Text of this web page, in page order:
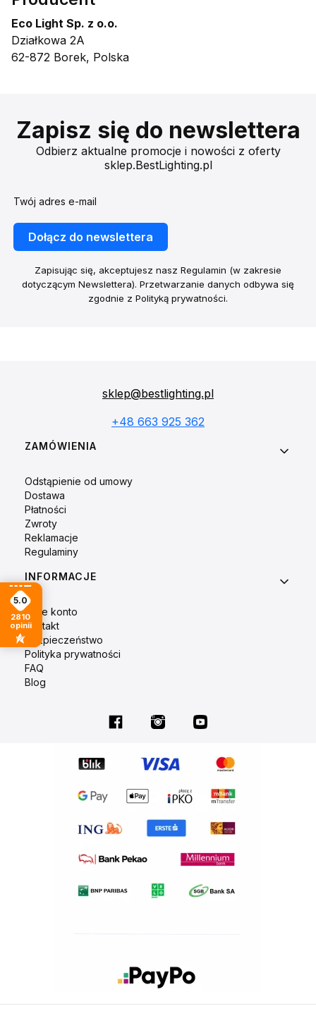
Eco Light Sp. z o.o.
Działkowa 2A
62-872 Borek, Polska
Zapisz się do newslettera
Odbierz aktualne promocje i nowości z oferty
sklep.BestLighting.pl
Twój adres e-mail
Dołącz do newslettera
Zapisując się, akceptujesz nasz Regulamin (w zakresie
dotyczącym Newslettera). Przetwarzanie danych odbywa się
zgodnie z Polityką prywatności.
sklep@bestlighting.pl
+48 663 925 362
Linki w stopce
ZAMÓWIENIA
Odstąpienie od umowy
Dostawa
Płatności
Zwroty
Reklamacje
Regulaminy
INFORMACJE
Moje konto
Kontakt
Bezpieczeństwo
Polityka prywatności
FAQ
Blog
5.0
2810
opinii